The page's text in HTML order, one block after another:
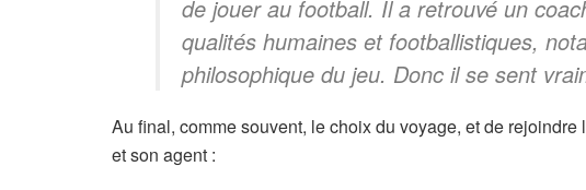
de jouer au football. Il a retrouvé un
qualités humaines et footballistiques,
philosophique du jeu. Donc il se sent
Au final, comme souvent, le choix du voyage, et de
et son agent :